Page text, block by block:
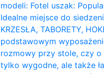
modeli: Fotel uszak:
Idealne miejsce do
KRZESŁA, TABORETY,
podstawowym
rozmowy przy stole, czy o
tylko wygodne, ale także